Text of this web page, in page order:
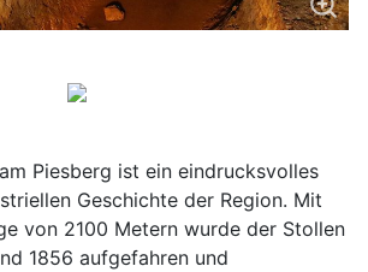
Piesberg ist ein eindrucksvolles
Geschichte der Region. Mit
von 2100 Metern wurde der Stollen
1856 aufgefahren und